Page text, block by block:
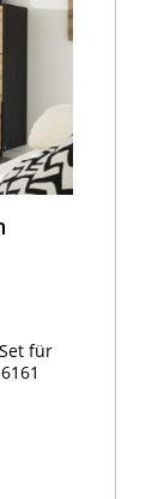
für